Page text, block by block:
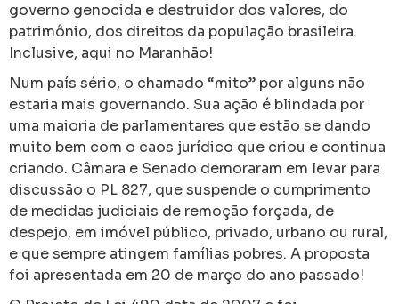
governo genocida e destruidor dos valores, do
patrimônio, dos direitos da população brasileira.
Inclusive, aqui no Maranhão!
Num país sério, o chamado “mito” por alguns não
estaria mais governando. Sua ação é blindada por
uma maioria de parlamentares que estão se dando
muito bem com o caos jurídico que criou e continua
criando. Câmara e Senado demoraram em levar para
discussão o PL 827, que suspende o cumprimento
de medidas judiciais de remoção forçada, de
despejo, em imóvel público, privado, urbano ou rural,
e que sempre atingem famílias pobres. A proposta
foi apresentada em 20 de março do ano passado!